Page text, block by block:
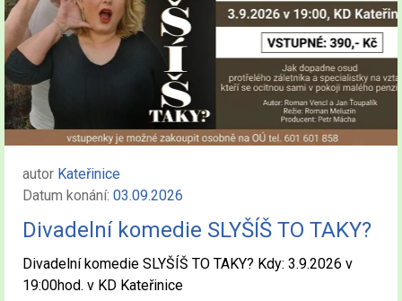
autor Kateřinice
Datum konání: 03.09.2026
Divadelní komedie SLYŠÍŠ TO TAKY?
Divadelní komedie SLYŠÍŠ TO TAKY? Kdy: 3.9.2026 v
19:00hod. v KD Kateřinice